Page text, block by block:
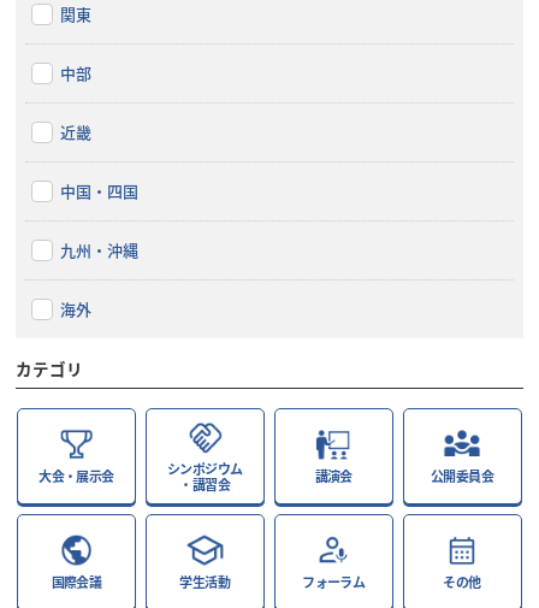
関東
中部
近畿
中国・四国
九州・沖縄
海外
カテゴリ
大会・展示会
シンポジウム
・講習会
講演会 公開委員会
国際会議 学生活動 フォーラム その他